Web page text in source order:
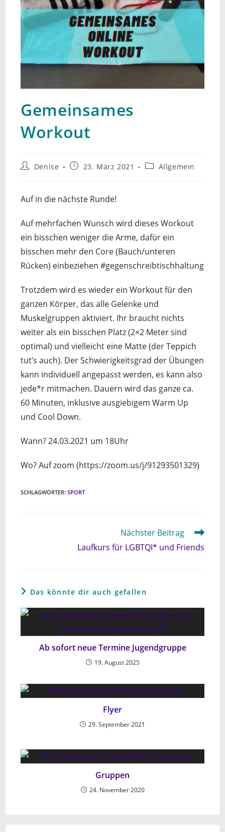
Gemeinsames
Workout
Beitrags-
Denise
Beitrag23. März 2021
Beitrags-
Allgemein
Auf in die nächste Runde!
Auf mehrfachen Wunsch wird dieses Workout
ein bisschen weniger die Arme, dafür ein
bisschen mehr den Core (Bauch/unteren
Rücken) einbeziehen #gegenschreibtischhaltung
Trotzdem wird es wieder ein Workout für den
ganzen Körper, das alle Gelenke und
Muskelgruppen aktiviert. Ihr braucht nichts
weiter als ein bisschen Platz (2×2 Meter sind
optimal) und vielleicht eine Matte (der Teppich
tut’s auch). Der Schwierigkeitsgrad der Übungen
kann individuell angepasst werden, es kann also
jede*r mitmachen. Dauern wird das ganze ca.
60 Minuten, inklusive ausgiebigem Warm Up
und Cool Down.
Wann? 24.03.2021 um 18Uhr
Wo? Auf zoom (https://zoom.us/j/91293501329)
SCHLAGWÖRTER:SPORT
Nächster Beitrag
Laufkurs für LGBTQI* und Friends
Das könnte dir auch gefallen
Ab sofort neue Termine Jugendgruppe
19. August 2025
Flyer
29. September 2021
Gruppen
24. November 2020